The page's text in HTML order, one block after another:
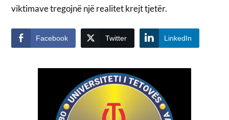
viktimave tregojnë një realitet krejt tjetër.
Facebook Twitter LinkedIn